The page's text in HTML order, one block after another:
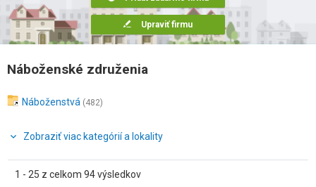
Upraviť firmu
Náboženské združenia
Náboženstvá (482)
Zobraziť viac kategórií a lokality
1 - 25 z celkom 94 výsledkov